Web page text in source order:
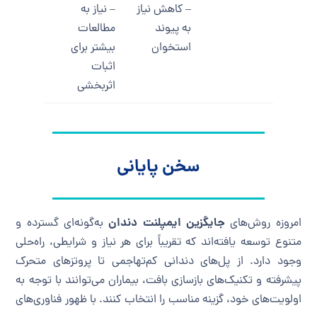
– کاهش نیاز
به پیوند
استخوان
– نیاز به
مطالعات
بیشتر برای
اثبات
اثربخشی
سخن پایانی
امروزه روش‌های جایگزین ایمپلنت دندانبه‌گونه‌ای گسترده و
متنوع توسعه یافته‌اند که تقریباً برای هر نیاز و شرایطی، راه‌حلی
وجود دارد. از پل‌های دندانی کم‌تهاجمی تا پروتزهای متحرک
پیشرفته و تکنیک‌های بازسازی بافت، بیماران می‌توانند با توجه به
اولویت‌های خود، گزینه مناسب را انتخاب کنند. با ظهور فناوری‌های